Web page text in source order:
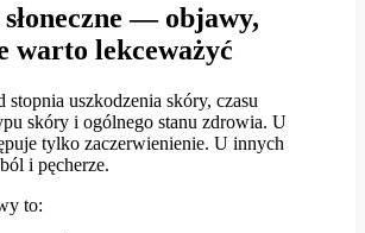
— objawy,
warto lekceważyć
stopnia uszkodzenia skóry, czasu
skóry i ogólnego stanu zdrowia. U
tylko zaczerwienienie. U innych
i pęcherze.
to: